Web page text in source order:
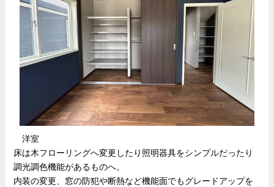
洋室
床は木フローリングへ変更したり照明器具をシンプルだったり
調光調色機能があるものへ。
内装の変更、窓の防犯や断熱など機能面でもグレードアップを